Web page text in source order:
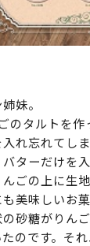
妹。
のタルトを作
れ忘れてし
ターだけを
ごの上に生
美味しいお菓
砂糖がりん
のです。そ